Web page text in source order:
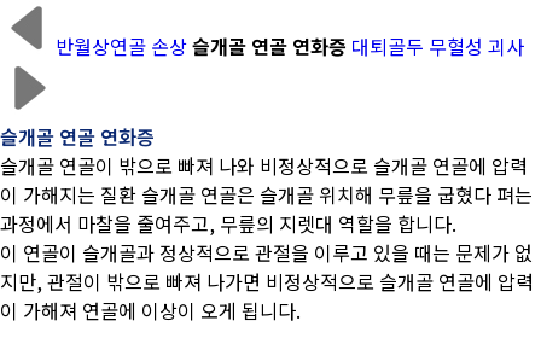
반월상연골 손상슬개골 연골 연화증 대퇴골두 무혈성 괴사
슬개골 연골 연화증
슬개골 연골이 밖으로 빠져 나와 비정상적으로 슬개골 연골에 압력
이 가해지는 질환 슬개골 연골은 슬개골 위치해 무릎을 굽혔다 펴는
과정에서 마찰을 줄여주고, 무릎의 지렛대 역할을 합니다.
이 연골이 슬개골과 정상적으로 관절을 이루고 있을 때는 문제가 없
지만, 관절이 밖으로 빠져 나가면 비정상적으로 슬개골 연골에 압력
이 가해져 연골에 이상이 오게 됩니다.